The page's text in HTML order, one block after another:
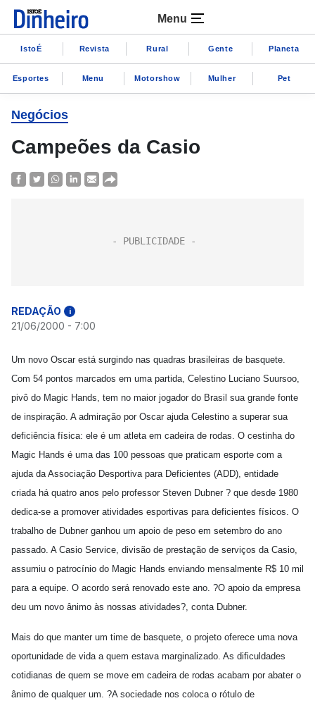
Menu
IstoÉ Revista Rural Gente Planeta
Esportes Menu Motorshow Mulher Pet
Negócios
Campeões da Casio
REDAÇÃO i
21/06/2000 - 7:00
Um novo Oscar está surgindo nas quadras brasileiras de basquete.
Com 54 pontos marcados em uma partida, Celestino Luciano Suursoo,
pivô do Magic Hands, tem no maior jogador do Brasil sua grande fonte
de inspiração. A admiração por Oscar ajuda Celestino a superar sua
deficiência física: ele é um atleta em cadeira de rodas. O cestinha do
Magic Hands é uma das 100 pessoas que praticam esporte com a
ajuda da Associação Desportiva para Deficientes (ADD), entidade
criada há quatro anos pelo professor Steven Dubner ? que desde 1980
dedica-se a promover atividades esportivas para deficientes físicos. O
trabalho de Dubner ganhou um apoio de peso em setembro do ano
passado. A Casio Service, divisão de prestação de serviços da Casio,
assumiu o patrocínio do Magic Hands enviando mensalmente R$ 10 mil
para a equipe. O acordo será renovado este ano. ?O apoio da empresa
deu um novo ânimo às nossas atividades?, conta Dubner.
Mais do que manter um time de basquete, o projeto oferece uma nova
oportunidade de vida a quem estava marginalizado. As dificuldades
cotidianas de quem se move em cadeira de rodas acabam por abater o
ânimo de qualquer um. ?A sociedade nos coloca o rótulo de